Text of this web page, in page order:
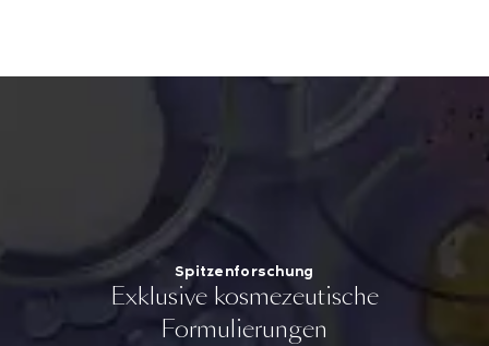
Spitzenforschung
Exklusive kosmezeutische
Formulierungen